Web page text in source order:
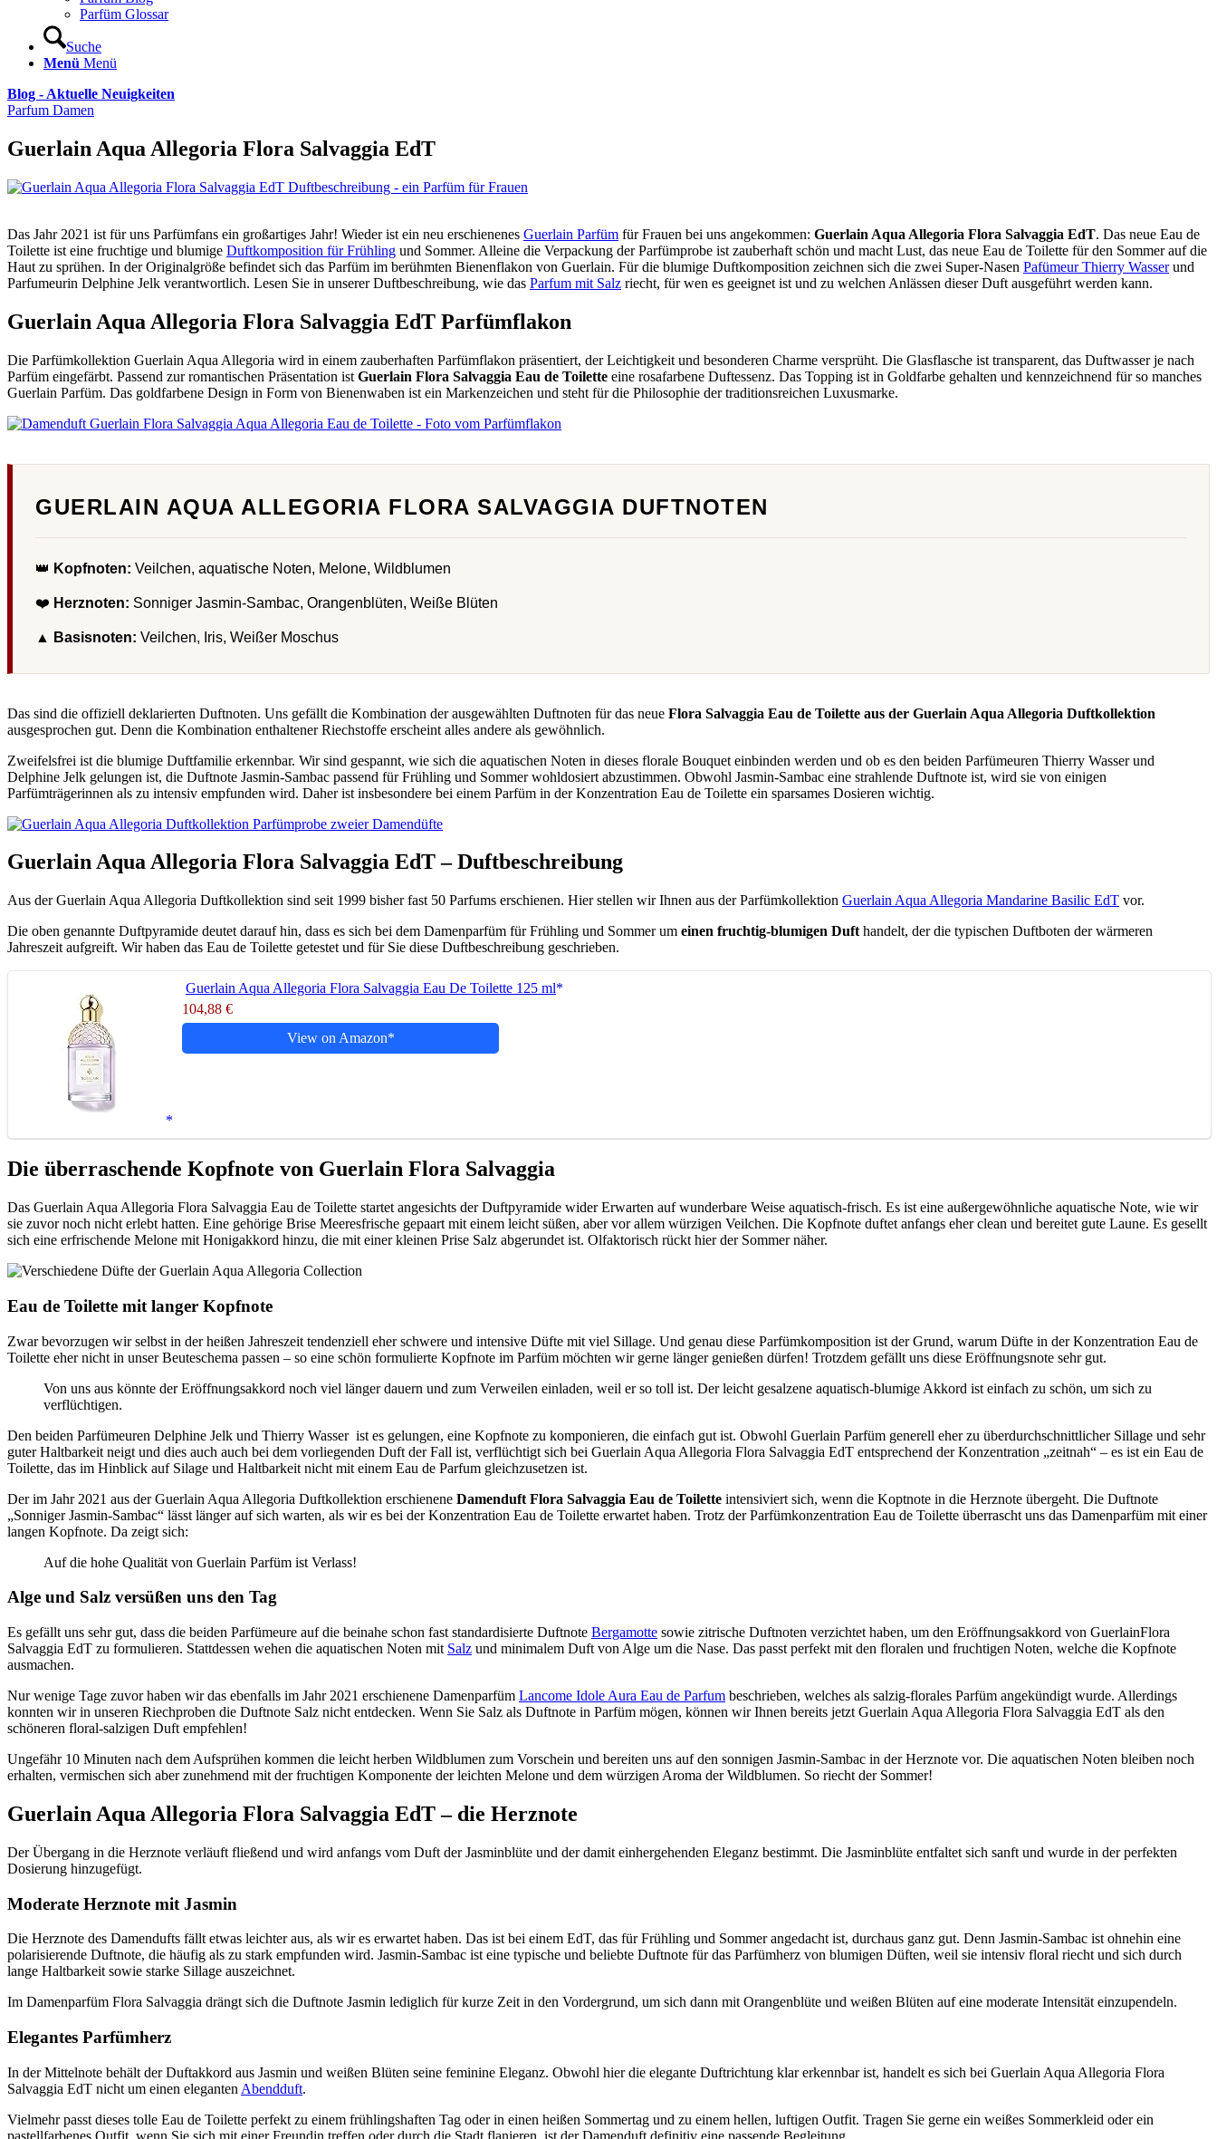
Parfüm Glossar
Suche
Menü Menü
Blog - Aktuelle Neuigkeiten
Parfum Damen
Guerlain Aqua Allegoria Flora Salvaggia EdT
Das Jahr 2021 ist für uns Parfümfans ein großartiges Jahr! Wieder ist ein neu erschienenes Guerlain Parfüm für Frauen bei uns angekommen: Guerlain Aqua Allegoria Flora Salvaggia EdT. Das neue Eau de
Toilette ist eine fruchtige und blumige Duftkomposition für Frühling und Sommer. Alleine die Verpackung der Parfümprobe ist zauberhaft schön und macht Lust, das neue Eau de Toilette für den Sommer auf die
Haut zu sprühen. In der Originalgröße befindet sich das Parfüm im berühmten Bienenflakon von Guerlain. Für die blumige Duftkomposition zeichnen sich die zwei Super-Nasen Pafümeur Thierry Wasserund
Parfumeurin Delphine Jelk verantwortlich. Lesen Sie in unserer Duftbeschreibung, wie das Parfum mit Salz riecht, für wen es geeignet ist und zu welchen Anlässen dieser Duft ausgeführt werden kann.
Guerlain Aqua Allegoria Flora Salvaggia EdT Parfümflakon
Die Parfümkollektion Guerlain Aqua Allegoria wird in einem zauberhaften Parfümflakon präsentiert, der Leichtigkeit und besonderen Charme versprüht. Die Glasflasche ist transparent, das Duftwasser je nach
Parfüm eingefärbt. Passend zur romantischen Präsentation ist Guerlain Flora Salvaggia Eau de Toilette eine rosafarbene Duftessenz. Das Topping ist in Goldfarbe gehalten und kennzeichnend für so manches
Guerlain Parfüm. Das goldfarbene Design in Form von Bienenwaben ist ein Markenzeichen und steht für die Philosophie der traditionsreichen Luxusmarke.
GUERLAIN AQUA ALLEGORIA FLORA SALVAGGIA DUFTNOTEN
👑 Kopfnoten: Veilchen, aquatische Noten, Melone, Wildblumen
❤️ Herznoten: Sonniger Jasmin-Sambac, Orangenblüten, Weiße Blüten
▲ Basisnoten: Veilchen, Iris, Weißer Moschus
Das sind die offiziell deklarierten Duftnoten. Uns gefällt die Kombination der ausgewählten Duftnoten für das neue Flora Salvaggia Eau de Toilette aus der Guerlain Aqua Allegoria Duftkollektion
ausgesprochen gut. Denn die Kombination enthaltener Riechstoffe erscheint alles andere als gewöhnlich.
Zweifelsfrei ist die blumige Duftfamilie erkennbar. Wir sind gespannt, wie sich die aquatischen Noten in dieses florale Bouquet einbinden werden und ob es den beiden Parfümeuren Thierry Wasser und
Delphine Jelk gelungen ist, die Duftnote Jasmin-Sambac passend für Frühling und Sommer wohldosiert abzustimmen. Obwohl Jasmin-Sambac eine strahlende Duftnote ist, wird sie von einigen
Parfümträgerinnen als zu intensiv empfunden wird. Daher ist insbesondere bei einem Parfüm in der Konzentration Eau de Toilette ein sparsames Dosieren wichtig.
Guerlain Aqua Allegoria Flora Salvaggia EdT – Duftbeschreibung
Aus der Guerlain Aqua Allegoria Duftkollektion sind seit 1999 bisher fast 50 Parfums erschienen. Hier stellen wir Ihnen aus der Parfümkollektion Guerlain Aqua Allegoria Mandarine Basilic EdT vor.
Die oben genannte Duftpyramide deutet darauf hin, dass es sich bei dem Damenparfüm für Frühling und Sommer um einen fruchtig-blumigen Duft handelt, der die typischen Duftboten der wärmeren
Jahreszeit aufgreift. Wir haben das Eau de Toilette getestet und für Sie diese Duftbeschreibung geschrieben.
Guerlain Aqua Allegoria Flora Salvaggia Eau De Toilette 125 ml
104,88 €
View on Amazon
Die überraschende Kopfnote von Guerlain Flora Salvaggia
Das Guerlain Aqua Allegoria Flora Salvaggia Eau de Toilette startet angesichts der Duftpyramide wider Erwarten auf wunderbare Weise aquatisch-frisch. Es ist eine außergewöhnliche aquatische Note, wie wir
sie zuvor noch nicht erlebt hatten. Eine gehörige Brise Meeresfrische gepaart mit einem leicht süßen, aber vor allem würzigen Veilchen. Die Kopfnote duftet anfangs eher clean und bereitet gute Laune. Es gesellt
sich eine erfrischende Melone mit Honigakkord hinzu, die mit einer kleinen Prise Salz abgerundet ist. Olfaktorisch rückt hier der Sommer näher.
Eau de Toilette mit langer Kopfnote
Zwar bevorzugen wir selbst in der heißen Jahreszeit tendenziell eher schwere und intensive Düfte mit viel Sillage. Und genau diese Parfümkomposition ist der Grund, warum Düfte in der Konzentration Eau de
Toilette eher nicht in unser Beuteschema passen – so eine schön formulierte Kopfnote im Parfüm möchten wir gerne länger genießen dürfen! Trotzdem gefällt uns diese Eröffnungsnote sehr gut.
Von uns aus könnte der Eröffnungsakkord noch viel länger dauern und zum Verweilen einladen, weil er so toll ist. Der leicht gesalzene aquatisch-blumige Akkord ist einfach zu schön, um sich zu
verflüchtigen.
Den beiden Parfümeuren Delphine Jelk und Thierry Wasser ist es gelungen, eine Kopfnote zu komponieren, die einfach gut ist. Obwohl Guerlain Parfüm generell eher zu überdurchschnittlicher Sillage und sehr
guter Haltbarkeit neigt und dies auch auch bei dem vorliegenden Duft der Fall ist, verflüchtigt sich bei Guerlain Aqua Allegoria Flora Salvaggia EdT entsprechend der Konzentration „zeitnah“ – es ist ein Eau de
Toilette, das im Hinblick auf Silage und Haltbarkeit nicht mit einem Eau de Parfum gleichzusetzen ist.
Der im Jahr 2021 aus der Guerlain Aqua Allegoria Duftkollektion erschienene Damenduft Flora Salvaggia Eau de Toilette intensiviert sich, wenn die Koptnote in die Herznote übergeht. Die Duftnote
„Sonniger Jasmin-Sambac“ lässt länger auf sich warten, als wir es bei der Konzentration Eau de Toilette erwartet haben. Trotz der Parfümkonzentration Eau de Toilette überrascht uns das Damenparfüm mit einer
langen Kopfnote. Da zeigt sich:
Auf die hohe Qualität von Guerlain Parfüm ist Verlass!
Alge und Salz versüßen uns den Tag
Es gefällt uns sehr gut, dass die beiden Parfümeure auf die beinahe schon fast standardisierte Duftnote Bergamotte sowie zitrische Duftnoten verzichtet haben, um den Eröffnungsakkord von GuerlainFlora
Salvaggia EdT zu formulieren. Stattdessen wehen die aquatischen Noten mit Salz und minimalem Duft von Alge um die Nase. Das passt perfekt mit den floralen und fruchtigen Noten, welche die Kopfnote
ausmachen.
Nur wenige Tage zuvor haben wir das ebenfalls im Jahr 2021 erschienene Damenparfüm Lancome Idole Aura Eau de Parfum beschrieben, welches als salzig-florales Parfüm angekündigt wurde. Allerdings
konnten wir in unseren Riechproben die Duftnote Salz nicht entdecken. Wenn Sie Salz als Duftnote in Parfüm mögen, können wir Ihnen bereits jetzt Guerlain Aqua Allegoria Flora Salvaggia EdT als den
schöneren floral-salzigen Duft empfehlen!
Ungefähr 10 Minuten nach dem Aufsprühen kommen die leicht herben Wildblumen zum Vorschein und bereiten uns auf den sonnigen Jasmin-Sambac in der Herznote vor. Die aquatischen Noten bleiben noch
erhalten, vermischen sich aber zunehmend mit der fruchtigen Komponente der leichten Melone und dem würzigen Aroma der Wildblumen. So riecht der Sommer!
Guerlain Aqua Allegoria Flora Salvaggia EdT – die Herznote
Der Übergang in die Herznote verläuft fließend und wird anfangs vom Duft der Jasminblüte und der damit einhergehenden Eleganz bestimmt. Die Jasminblüte entfaltet sich sanft und wurde in der perfekten
Dosierung hinzugefügt.
Moderate Herznote mit Jasmin
Die Herznote des Damendufts fällt etwas leichter aus, als wir es erwartet haben. Das ist bei einem EdT, das für Frühling und Sommer angedacht ist, durchaus ganz gut. Denn Jasmin-Sambac ist ohnehin eine
polarisierende Duftnote, die häufig als zu stark empfunden wird. Jasmin-Sambac ist eine typische und beliebte Duftnote für das Parfümherz von blumigen Düften, weil sie intensiv floral riecht und sich durch
lange Haltbarkeit sowie starke Sillage auszeichnet.
Im Damenparfüm Flora Salvaggia drängt sich die Duftnote Jasmin lediglich für kurze Zeit in den Vordergrund, um sich dann mit Orangenblüte und weißen Blüten auf eine moderate Intensität einzupendeln.
Elegantes Parfümherz
In der Mittelnote behält der Duftakkord aus Jasmin und weißen Blüten seine feminine Eleganz. Obwohl hier die elegante Duftrichtung klar erkennbar ist, handelt es sich bei Guerlain Aqua Allegoria Flora
Salvaggia EdT nicht um einen eleganten Abendduft.
Vielmehr passt dieses tolle Eau de Toilette perfekt zu einem frühlingshaften Tag oder in einen heißen Sommertag und zu einem hellen, luftigen Outfit. Tragen Sie gerne ein weißes Sommerkleid oder ein
pastellfarbenes Outfit, wenn Sie sich mit einer Freundin treffen oder durch die Stadt flanieren, ist der Damenduft definitiv eine passende Begleitung.